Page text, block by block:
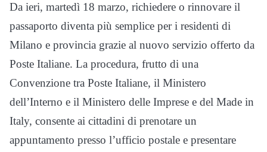
Da ieri, martedì 18 marzo, richiedere o rinnovare il
passaporto diventa più semplice per i residenti di
Milano e provincia grazie al nuovo servizio offerto da
Poste Italiane. La procedura, frutto di una
Convenzione tra Poste Italiane, il Ministero
dell’Interno e il Ministero delle Imprese e del Made in
Italy, consente ai cittadini di prenotare un
appuntamento presso l’ufficio postale e presentare